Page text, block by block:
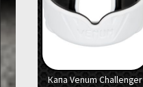
Капа Venum Challenger